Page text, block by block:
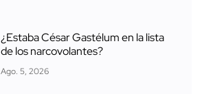
¿Estaba César Gastélum en la lista
de los narcovolantes?
Ago. 5, 2026